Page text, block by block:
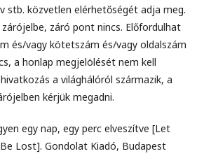
stb. közvetlen elérhetőségét adja meg.
záró pont nincs. Előfordulhat
és/vagy kötetszám és/vagy oldalszám
a honlap megjelölését nem kell
a világhálóról származik, a
kérjük megadni.
egy nap, egy perc elveszítve [Let
Lost]. Gondolat Kiadó, Budapest